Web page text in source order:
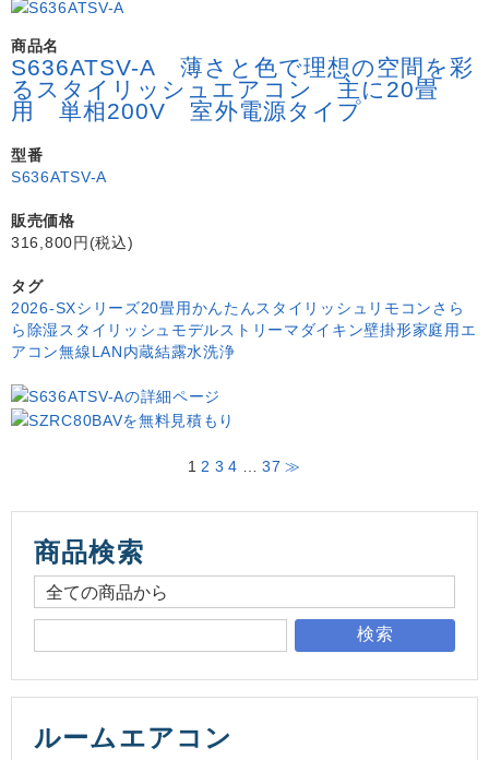
商品名
S636ATSV-A 薄さと色で理想の空間を彩
るスタイリッシュエアコン 主に20畳
用 単相200V 室外電源タイプ
型番
S636ATSV-A
販売価格
316,800円(税込)
タグ
2026-SXシリーズ20畳用かんたんスタイリッシュリモコンさら
ら除湿 スタイリッシュモデルストリーマ ダイキン壁掛形家庭用エ
アコン無線LAN内蔵結露水洗浄
1 2 3 4 37 ≫
商品検索
検索
ルームエアコン